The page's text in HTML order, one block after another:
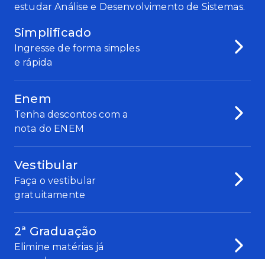
estudar Análise e Desenvolvimento de Sistemas.
Simplificado
Ingresse de forma simples
e rápida
Enem
Tenha descontos com a
nota do ENEM
Vestibular
Faça o vestibular
gratuitamente
2ª Graduação
Elimine matérias já